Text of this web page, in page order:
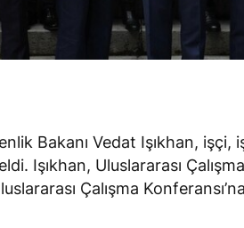
Bakanı Vedat Işıkhan,
Işıkhan, Uluslararası
Çalışma